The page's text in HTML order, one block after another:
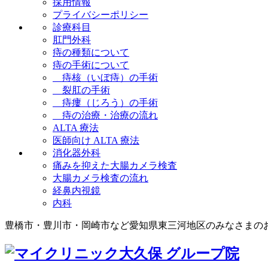
採用情報
プライバシーポリシー
診療科目
肛門外科
痔の種類について
痔の手術について
痔核（いぼ痔）の手術
裂肛の手術
痔瘻（じろう）の手術
痔の治療・治療の流れ
ALTA 療法
医師向け ALTA 療法
消化器外科
痛みを抑えた大腸カメラ検査
大腸カメラ検査の流れ
経鼻内視鏡
内科
豊橋市・豊川市・岡崎市など愛知県東三河地区のみなさまの